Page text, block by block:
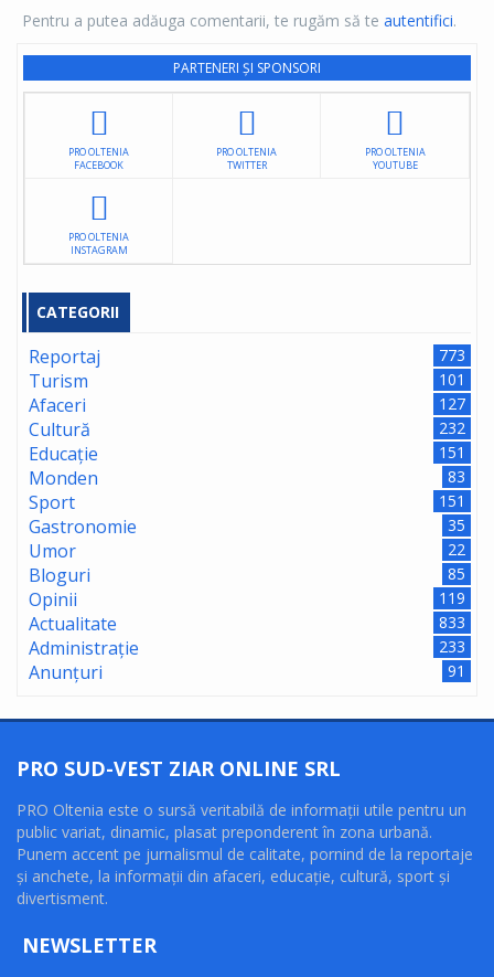
Pentru a putea adăuga comentarii, te rugăm să te autentifici.
PARTENERI ȘI SPONSORI
PRO OLTENIA
FACEBOOK
PRO OLTENIA
TWITTER
PRO OLTENIA
YOUTUBE
PRO OLTENIA
INSTAGRAM
CATEGORII
Reportaj 773
Turism 101
Afaceri 127
Cultură 232
Educație 151
Monden 83
Sport 151
Gastronomie 35
Umor 22
Bloguri 85
Opinii 119
Actualitate 833
Administrație 233
Anunțuri 91
PRO SUD-VEST ZIAR ONLINE SRL
PRO Oltenia este o sursă veritabilă de informaţii utile pentru un
public variat, dinamic, plasat preponderent în zona urbană.
Punem accent pe jurnalismul de calitate, pornind de la reportaje
şi anchete, la informaţii din afaceri, educaţie, cultură, sport şi
divertisment.
NEWSLETTER